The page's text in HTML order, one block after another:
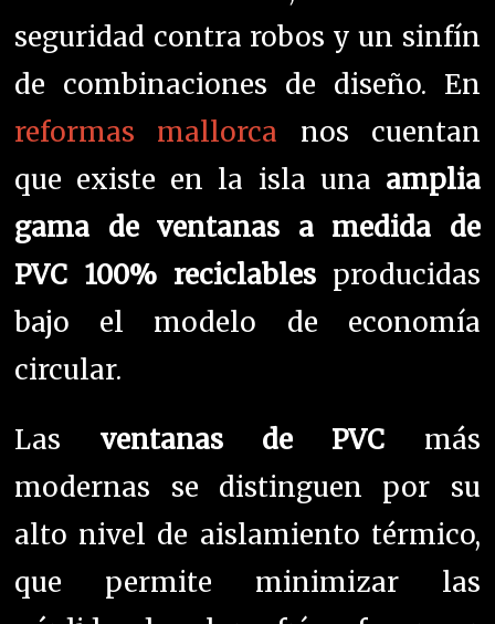
seguridad contra robos y un sinfín
de combinaciones de diseño. En
reformas mallorca nos cuentan
que existe en la isla una amplia
gama de ventanas a medida de
PVC 100% reciclablesproducidas
bajo el modelo de economía
circular.
Las ventanas de PVC más
modernas se distinguen por su
alto nivel de aislamiento térmico,
que permite minimizar las